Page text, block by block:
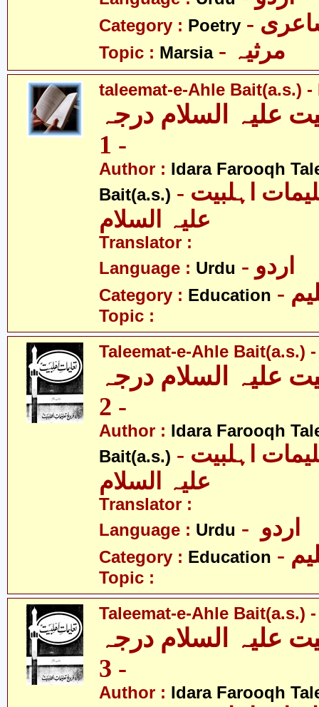
Category : Poetry
Topic : Marsia - مرثیہ
taleemat-e-Ahle Bait(a.s.) -
علیہ السلام درجہ
- 1
Author : Idara Farooqh
Bait(a.s.) - ادارہ فروغ تعلیمات اہلبیت
علیہ السلام
Translator :
Language : Urdu - اردو
Category : Education
Topic :
Taleemat-e-Ahle Bait(a.s.)
علیہ السلام درجہ
- 2
Author : Idara Farooqh
Bait(a.s.) - ادارہ فروغ تعلیمات اہلبیت
علیہ السلام
Translator :
Language : Urdu
Category : Education
Topic :
Taleemat-e-Ahle Bait(a.s.)
علیہ السلام درجہ
- 3
Author : Idara Farooqh